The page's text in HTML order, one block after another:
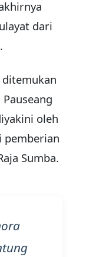
dari
oleh
pemberian
Sumba.